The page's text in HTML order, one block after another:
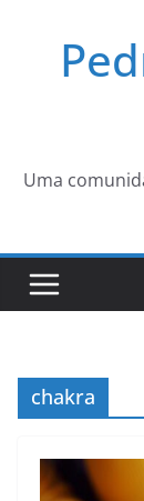
Uma
chakra